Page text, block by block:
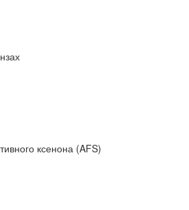
ксенона (AFS)